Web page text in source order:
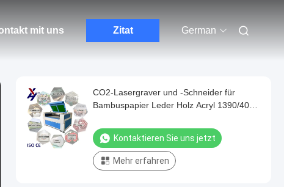
mit uns Zitat German
CO2-Lasergraver und -Schneider für
Bambuspapier Leder Holz Acryl 1390/4060
Schneidmaschine
Kontaktieren Sie uns jetzt
Mehr erfahren